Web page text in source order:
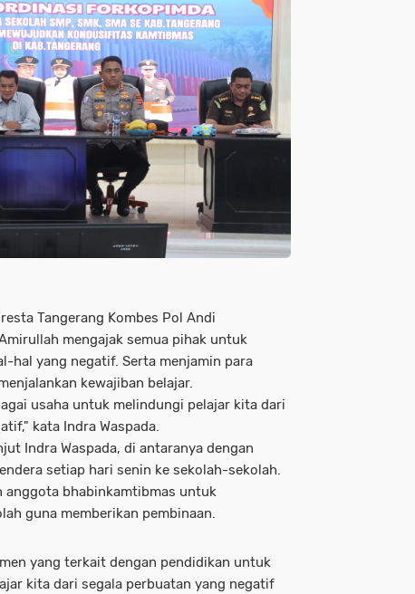
Tangerang Kombes Pol Andi
mengajak semua pihak untuk
hal yang negatif. Serta menjamin para
kewajiban belajar.
usaha untuk melindungi pelajar kita dari
kata Indra Waspada.
Indra Waspada, di antaranya dengan
setiap hari senin ke sekolah-sekolah.
anggota bhabinkamtibmas untuk
guna memberikan pembinaan.
yang terkait dengan pendidikan untuk
kita dari segala perbuatan yang negatif